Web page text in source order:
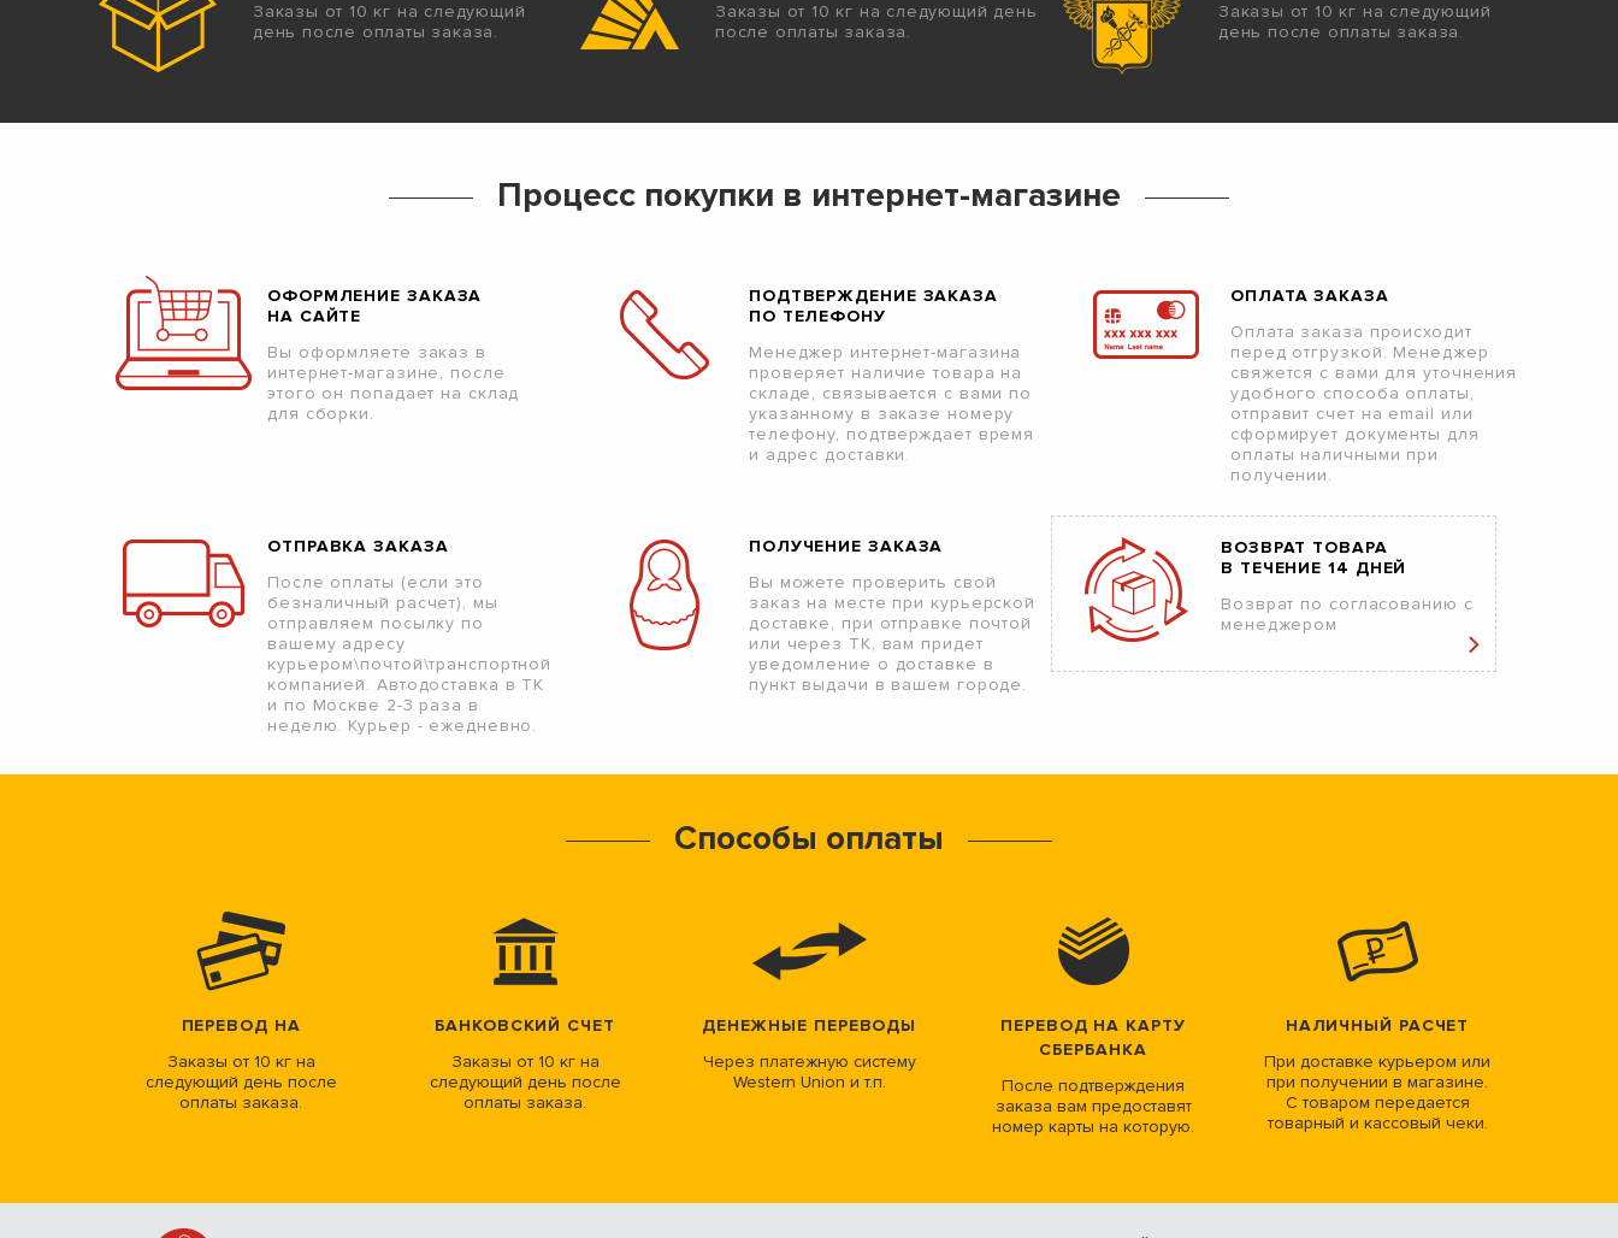
Заказы от 10 кг на следующий
день после оплаты заказа.
Заказы от 10 кг на следующий день
после оплаты заказа.
Заказы от 10 кг на следующий
день после оплаты заказа.
Процесс покупки в интернет-магазине
ОФОРМЛЕНИЕ ЗАКАЗА
НА САЙТЕ
Вы оформляете заказ в
интернет-магазине, после
этого он попадает на склад
для сборки.
ПОДТВЕРЖДЕНИЕ ЗАКАЗА
ПО ТЕЛЕФОНУ
Менеджер интернет-магазина
проверяет наличие товара на
складе, связывается с вами по
указанному в заказе номеру
телефону, подтверждает время
и адрес доставки.
ОПЛАТА ЗАКАЗА
Оплата заказа происходит
перед отгрузкой. Менеджер
свяжется с вами для уточнения
удобного способа оплаты,
отправит счет на email или
сформирует документы для
оплаты наличными при
получении.
ОТПРАВКА ЗАКАЗА
После оплаты (если это
безналичный расчет), мы
отправляем посылку по
вашему адресу
курьером\почтой\транспортной
компанией. Автодоставка в ТК
и по Москве 2-3 раза в
неделю. Курьер - ежедневно.
ПОЛУЧЕНИЕ ЗАКАЗА
Вы можете проверить свой
заказ на месте при курьерской
доставке, при отправке почтой
или через ТК, вам придет
уведомление о доставке в
пункт выдачи в вашем городе.
ВОЗВРАТ ТОВАРА
В ТЕЧЕНИЕ 14 ДНЕЙ
Возврат по согласованию с
менеджером
Способы оплаты
ПЕРЕВОД НА
Заказы от 10 кг на
следующий день после
оплаты заказа.
БАНКОВСКИЙ СЧЕТ
Заказы от 10 кг на
следующий день после
оплаты заказа.
ДЕНЕЖНЫЕ ПЕРЕВОДЫ
Через платежную систему
Western Union и т.п.
ПЕРЕВОД НА КАРТУ
СБЕРБАНКА
После подтверждения
заказа вам предоставят
номер карты на которую.
НАЛИЧНЫЙ РАСЧЕТ
При доставке курьером или
при получении в магазине.
С товаром передается
товарный и кассовый чеки.